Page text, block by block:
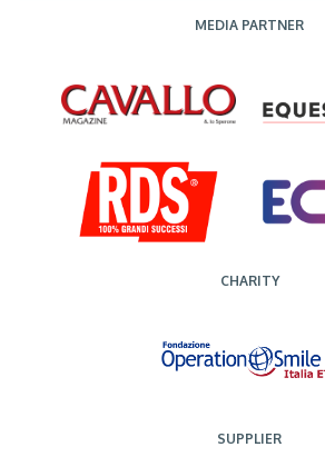
MEDIA PARTNER
CHARITY
SUPPLIER